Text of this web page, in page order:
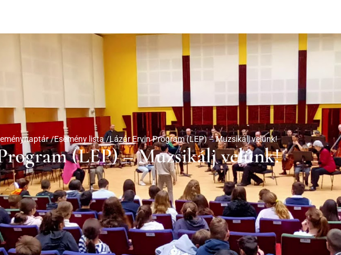
/Esemény lista /Lázár Ervin Program (LEP) – Muzsikálj velünk!
(LEP) – Muzsikálj velünk!